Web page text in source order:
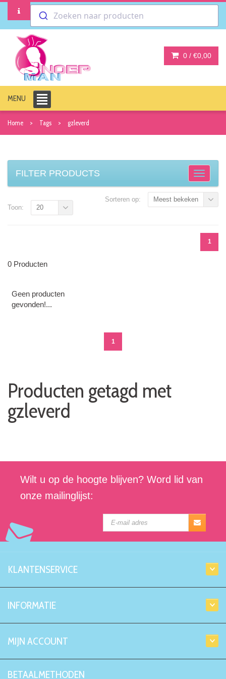
Zoeken naar producten
0 / €0,00
MENU
Home Tags gzleverd
FILTER PRODUCTS
Sorteren op: Meest bekeken
1
Toon: 20
0 Producten
Geen producten
gevonden!...
1
Producten getagd met
gzleverd
Wilt u op de hoogte blijven? Word lid van
onze mailinglijst:
KLANTENSERVICE
INFORMATIE
MIJN ACCOUNT
BETAALMETHODEN